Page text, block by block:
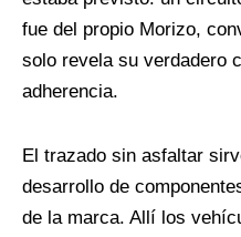
fue del propio Morizo,
solo revela su verdadero
adherencia.
El trazado sin asfaltar
desarrollo de
de la marca. Allí los